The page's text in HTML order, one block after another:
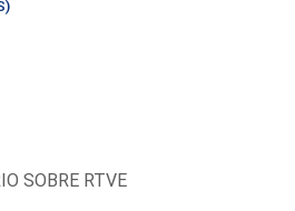
SOBRE RTVE